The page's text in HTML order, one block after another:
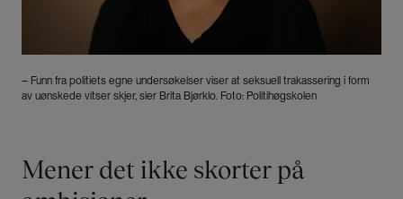
– Funn fra politiets egne undersøkelser viser at seksuell trakassering i form
av uønskede vitser skjer, sier Brita Bjørklo. Foto: Politihøgskolen
Mener det ikke skorter på